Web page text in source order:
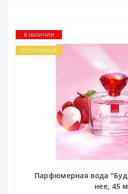
В НАЛИЧИИ
ПОПУЛЯРНЫЙ
Парфюмерная вода
нее, 45